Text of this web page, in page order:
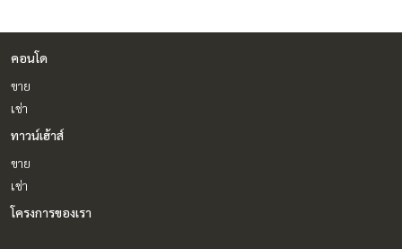
คอนโด
ขาย
เช่า
ทาวน์เฮ้าส์
ขาย
เช่า
โครงการของเรา